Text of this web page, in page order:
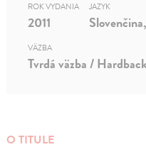
O TITULE
ROK VYDANIA
2011
JAZYK
VÄZBA
Tvrdá väzba /